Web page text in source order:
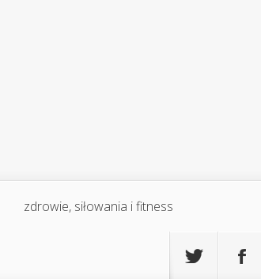
zdrowie, siłowania i fitness